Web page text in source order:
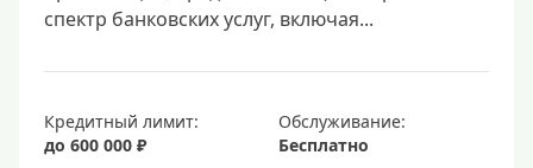
Platinum
Золотые
Черные
спектр банковских услуг, включая...
Кредитный лимит:
до 600 000 ₽
Обслуживание:
Бесплатно